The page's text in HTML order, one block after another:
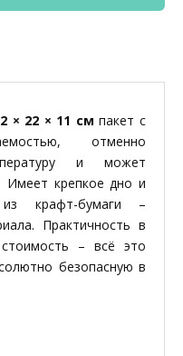
× 22 × 11 см пакет с
отменно
и может
Имеет крепкое дно и
из крафт-бумаги –
Практичность в
– всё это
безопасную в